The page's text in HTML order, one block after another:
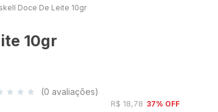
Doce De Leite 10gr
10gr
(0 avaliações)
R$ 18,78 37% OFF